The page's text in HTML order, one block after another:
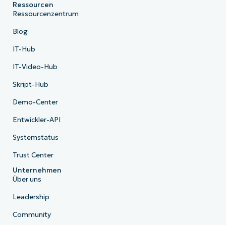
Ressourcen
Ressourcenzentrum
Blog
IT-Hub
IT-Video-Hub
Skript-Hub
Demo-Center
Entwickler-API
Systemstatus
Trust Center
Unternehmen
Über uns
Leadership
Community